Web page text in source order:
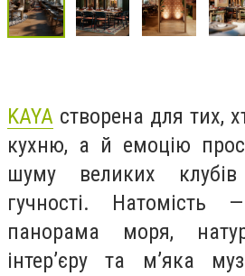
KAYA створена для тих,
кухню, а й емоцію
шуму великих
гучності. Натомість
панорама моря,
інтер’єру та м’яка